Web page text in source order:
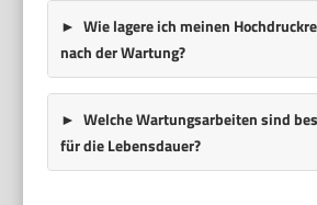
Wie lagere ich meinen
nach der Wartung?
Welche Wartungsarbeiten sind
für die Lebensdauer?